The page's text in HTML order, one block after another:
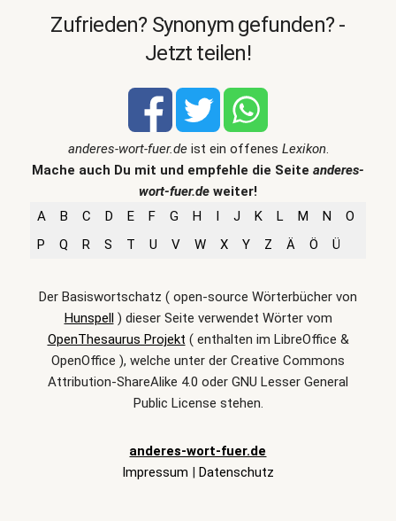
Zufrieden? Synonym gefunden? -
Jetzt teilen!
anderes-wort-fuer.deist ein offenes Lexikon.
Mache auch Du mit und empfehle die Seite anderes-
wort-fuer.de weiter!
A
B C D E F G H I J K L M N
O
P
Q R S T U V W X Y Z Ä Ö Ü
Der Basiswortschatz ( open-source Wörterbücher von
Hunspell) dieser Seite verwendet Wörter vom
OpenThesaurus Projekt ( enthalten im LibreOffice &
OpenOffice ), welche unter der Creative Commons
Attribution-ShareAlike 4.0 oder GNU Lesser General
Public License stehen.
anderes-wort-fuer.de
Impressum | Datenschutz